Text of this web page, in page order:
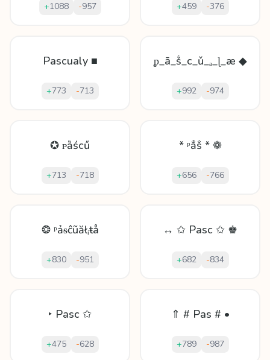
+1088 -957 +459 -376
Pascualy ■
+773 -713
ᵱ_ā_ṧ_с_ǔ_ₐ_ɭ_æ ◆
+992 -974
✪ ᴘȁścű
+713 -718
* ᵖẳṧ * ❁
+656 -766
❂ ᵖảᵴĉũăłᵢŧå
+830 -951
↔ ✩ Pasc ✩ ♚
+682 -834
‣ Pasc ✩
+475 -628
⇑ # Pas # •
+789 -987